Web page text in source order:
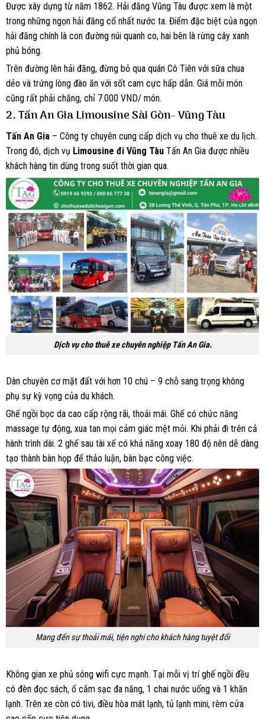
Được xây dựng từ năm 1862. Hải đăng Vũng Tàu được xem là một
trong những ngọn hải đăng cổ nhất nước ta. Điểm đặc biệt của ngọn
hải đăng chính là con đường núi quanh co, hai bên là rừng cây xanh
phủ bóng.
Trên đường lên hải đăng, đừng bỏ qua quán Cô Tiên với sữa chua
dẻo và trứng lòng đào ăn với sốt cam cực hấp dẫn. Giá mỗi món
cũng rất phải chăng, chỉ 7.000 VND/ món.
2. Tấn An Gia Limousine Sài Gòn- Vũng Tàu
Tấn An Gia – Công ty chuyên cung cấp dịch vụ cho thuê xe du lịch.
Trong đó, dịch vụ Limousine đi Vũng Tàu Tấn An Gia được nhiều
khách hàng tin dùng trong suốt thời gian qua.
Dịch vụ cho thuê xe chuyên nghiệp Tấn An Gia.
Dàn chuyên cơ mặt đất với hơn 10 chú – 9 chỗ sang trọng không
phụ sự kỳ vọng của du khách.
Ghế ngồi bọc da cao cấp rộng rãi, thoải mái. Ghế có chức năng
massage tự động, xua tan mọi cảm giác mệt mỏi. Khi phải đi trên cả
hành trình dài. 2 ghế sau tài xế có khả năng xoay 180 độ nên dễ dàng
tạo thành bàn họp để thảo luận, bàn bạc công việc.
Mang đến sự thoải mái, tiện nghi cho khách hàng tuyệt đối
Không gian xe phủ sóng wifi cực mạnh. Tại mỗi vị trí ghế ngồi đều
có đèn đọc sách, ổ cắm sạc đa năng, 1 chai nước uống và 1 khăn
lạnh. Trên xe còn có tivi, điều hòa mát lạnh, tủ lạnh mini, rèm cửa